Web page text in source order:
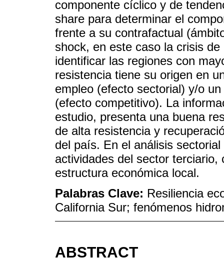
componente cíclico y de
share para determinar el
frente a su contrafactual
shock, en este caso la crisis
identificar las regiones con
resistencia tiene su origen en
empleo (efecto sectorial) y/o
(efecto competitivo). La
estudio, presenta una buena
de alta resistencia y
del país. En el análisis
actividades del sector
estructura económica local.
Palabras Clave: Resiliencia
California Sur; fenómenos
ABSTRACT